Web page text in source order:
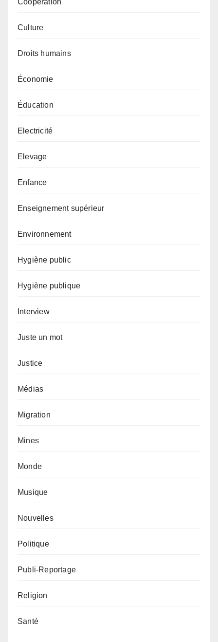
Culture
Droits humains
Économie
Éducation
Electricité
Elevage
Enfance
Enseignement supérieur
Environnement
Hygiène public
Hygiène publique
Interview
Juste un mot
Justice
Médias
Migration
Mines
Monde
Musique
Nouvelles
Politique
Publi-Reportage
Religion
Santé